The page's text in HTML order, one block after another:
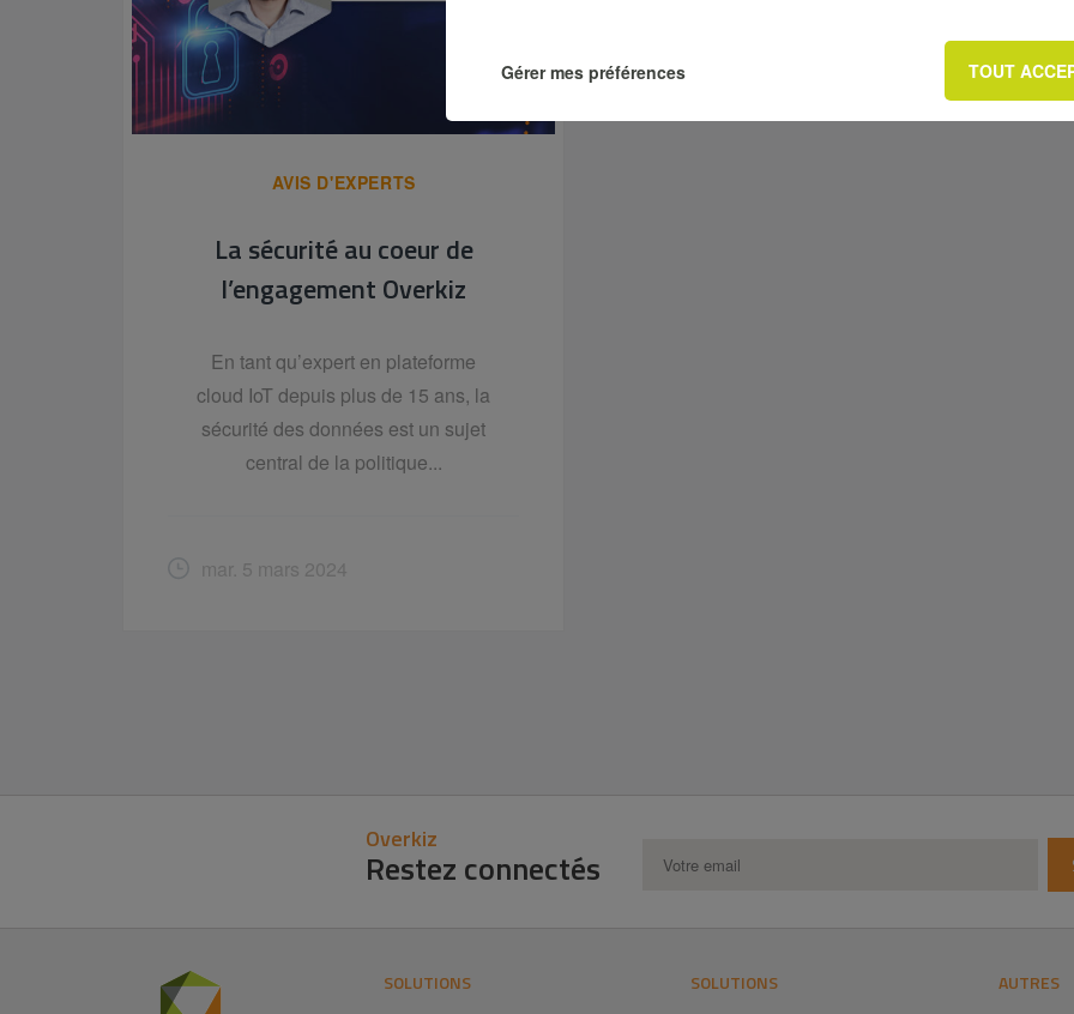
AVIS D'EXPERTS
La sécurité au coeur de
l’engagement Overkiz
En tant qu’expert en plateforme
cloud IoT depuis plus de 15 ans, la
sécurité des données est un sujet
central de la politique...
mar. 5 mars 2024
Overkiz
Restez connectés
SOLUTIONS SOLUTIONS AUTRES
TOUT
Gérer mes préférences